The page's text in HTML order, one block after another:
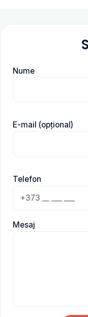
Nume
E-mail (opțional)
Telefon
Mesaj